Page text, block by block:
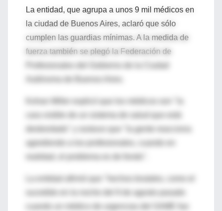
La entidad, que agrupa a unos 9 mil médicos en
la ciudad de Buenos Aires, aclaró que sólo
cumplen las guardias mínimas. A la medida de
fuerza también se plegó la Federación de
desbordado" y sostuvo que "la gente reacciona
agrediendo a los profesionales, cuando en
sucedido en la noche del 9 de agosto pasado
cuando un médico de urgencias del SAME fue